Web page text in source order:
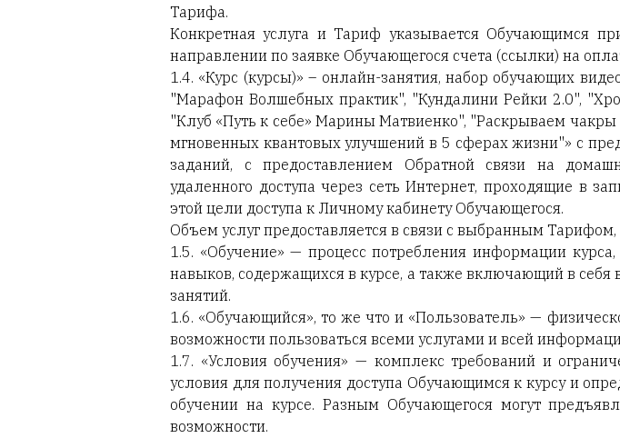
Тарифа.
Конкретная услуга и Тариф указывается Обучающимся
направлении по заявке Обучающегося счета (ссылки) на
1.4. «Курс (курсы)» – онлайн-занятия, набор обучающих
"Марафон Волшебных практик", "Кундалини Рейки 2.0",
"Клуб «Путь к себе» Марины Матвиенко", "Раскрываем
мгновенных квантовых улучшений в 5 сферах жизни"» с
заданий, с предоставлением Обратной связи на
удаленного доступа через сеть Интернет, проходящие в
этой цели доступа к Личному кабинету Обучающегося.
Объем услуг предоставляется в связи с выбранным
1.5. «Обучение» — процесс потребления информации
навыков, содержащихся в курсе, а также включающий в
занятий.
1.6. «Обучающийся», то же что и «Пользователь» —
возможности пользоваться всеми услугами и всей
1.7. «Условия обучения» — комплекс требований и
условия для получения доступа Обучающимся к курсу и
обучении на курсе. Разным Обучающегося могут
возможности.